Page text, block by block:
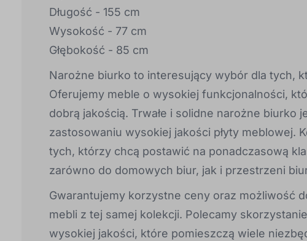
Długość - 155 cm
Wysokość - 77 cm
Głębokość - 85 cm
Narożne biurko to interesujący wybór dla tych,
Oferujemy meble o wysokiej funkcjonalności,
dobrą jakością. Trwałe i solidne narożne
zastosowaniu wysokiej jakości płyty meblowej.
tych, którzy chcą postawić na ponadczasową
zarówno do domowych biur, jak i przestrzeni
Gwarantujemy korzystne ceny oraz możliwość
mebli z tej samej kolekcji. Polecamy
wysokiej jakości, które pomieszczą wiele